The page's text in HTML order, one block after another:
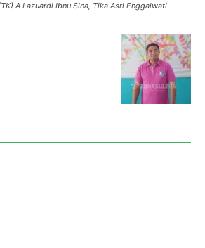
A Lazuardi Ibnu Sina, Tika Asri Enggalwati